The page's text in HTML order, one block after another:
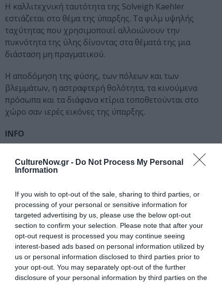
CultureNow.gr - Do Not Process My Personal
Information
If you wish to opt-out of the sale, sharing to third parties, or
processing of your personal or sensitive information for
targeted advertising by us, please use the below opt-out
section to confirm your selection. Please note that after your
opt-out request is processed you may continue seeing
interest-based ads based on personal information utilized by
us or personal information disclosed to third parties prior to
your opt-out. You may separately opt-out of the further
disclosure of your personal information by third parties on the
Η καλλιτεχνική ταυτότητα της Solveigh Kaehler
εστιάζεται στο θέμα της ύπαρξης. Τα φιλμ υψηλής
ταχύτητας που χρησιμοποιεί αλλοιώνουν την
πυκνότητα της ύλης δίνοντας στα θέματά της μια
διάσταση μη πραγματικού.
Η αποδόμηση της φύσης, των πόλεων και των
βλεμμάτων, η αστραφτερή θολότητα, τα κινούμενα
πρόσωπα και τα διάφανα κτίρια τοποθετούνται στο
χώρο σαν ιερές εικόνες της ύπαρξης.
ΙΝFO
Έκθεση φωτογραφίας Myths, της Solveigh Kaehler, 8-30
Ιουνίου 2007, Χώρος Τέχνης 24, Σπευσίππου 38 Αθήνα
11.00-14.00 και 18.00-21.00, Σάββατο 11.00-14.00.
Ακολουθήστε το Culturenow.gr στο Google News
μάθετε πρώτοι όλες τις ειδήσεις
Δείτε όλα τατελευταία νέαγια την Τέχνη και τον
Πολιτισμό στοCulturenow.gr